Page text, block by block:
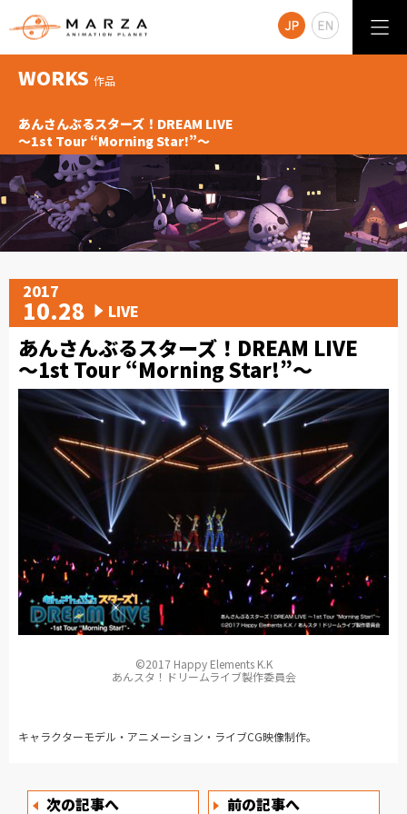
WORKS 作品
あんさんぶるスターズ！DREAM LIVE
～1st Tour “Morning Star!”～
2017
10.28 LIVE
あんさんぶるスターズ！DREAM LIVE
～1st Tour “Morning Star!”～
©2017 Happy Elements K.K
あんスタ！ドリームライブ製作委員会
キャラクターモデル・アニメーション・ライブCG映像制作。
次の記事へ 前の記事へ